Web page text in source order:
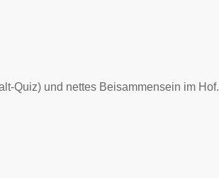
Quiz) und nettes Beisammensein im Hof.